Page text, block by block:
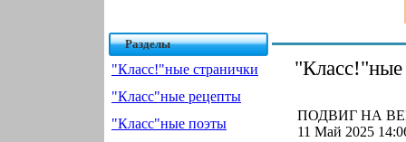
Разделы
"Класс!"ные странички
"Класс"ные рецепты
"Класс"ные поэты
"Класс!"ные
ПОДВИГ НА
11 Май 2025